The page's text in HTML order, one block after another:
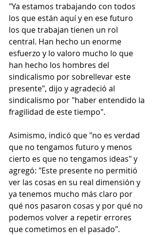
"Ya estamos trabajando con todos
los que están aquí y en ese futuro
los que trabajan tienen un rol
central. Han hecho un enorme
esfuerzo y lo valoro mucho lo que
han hecho los hombres del
sindicalismo por sobrellevar este
presente", dijo y agradeció al
sindicalismo por "haber entendido la
fragilidad de este tiempo".
Asimismo, indicó que "no es verdad
que no tengamos futuro y menos
cierto es que no tengamos ideas" y
agregó: "Este presente no permitió
ver las cosas en su real dimensión y
ya tenemos mucho más claro por
qué nos pasaron cosas y por qué no
podemos volver a repetir errores
que cometimos en el pasado".